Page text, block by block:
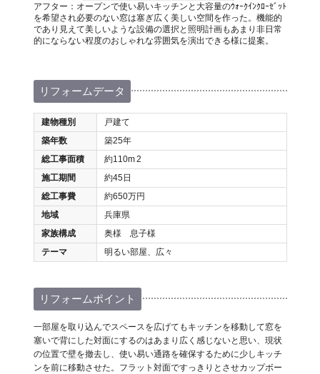
アフター：オープンで使い易いキッチンと大容量のｳｫｰｸｲﾝｸﾛｰｾﾞｯﾄ
を希望され必要のない窓は塞ぎ広く美しい空間を作った。機能的
であり見えて美しいような設備の選択と照明計画もあまり非日常
的にならない程度のおしゃれな雰囲気を演出できる様に提案。
リフォームデータ
建物種別
戸建て
築年数
築25年
総工事面積
約110m2
施工期間
約45日
総工事費
約650万円
地域
兵庫県
家族構成
奥様 息子様
テーマ
明るい部屋、広々
リフォームポイント
一部屋を取り込んでスペースを広げてもキッチンを移動して窓を
塞いで背にした対面にするのはあまり広く感じないと思い、現状
の位置で壁を撤去し、使い易い通路を確保するために少しキッチ
ンを前に移動させた。フラット対面ですっきりとさせカップボー